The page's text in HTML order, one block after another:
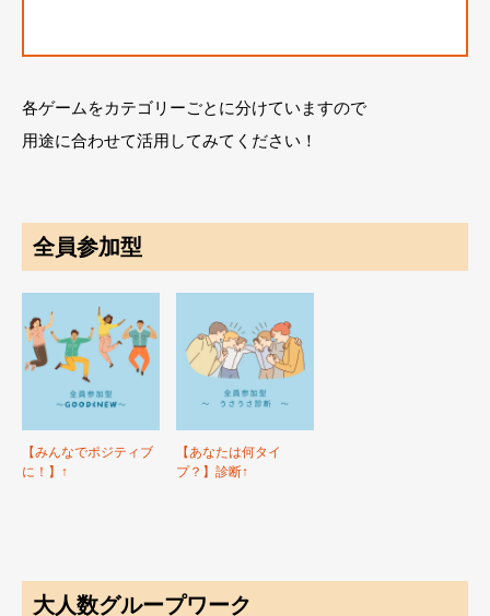
各ゲームをカテゴリーごとに分けていますので
用途に合わせて活用してみてください！
全員参加型
【みんなでポジティブ
に！】↑
【あなたは何タイ
プ？】診断↑
大人数グループワーク